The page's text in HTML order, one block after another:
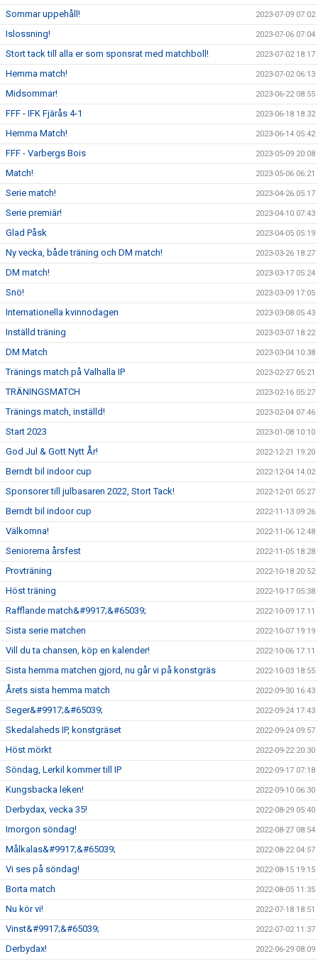
Sommar uppehåll! 2023-07-09 07:02
Islossning! 2023-07-06 07:04
Stort tack till alla er som sponsrat med matchboll! 2023-07-02 18:17
Hemma match! 2023-07-02 06:13
Midsommar! 2023-06-22 08:55
FFF - IFK Fjärås 4-1 2023-06-18 18:32
Hemma Match! 2023-06-14 05:42
FFF - Varbergs Bois 2023-05-09 20:08
Match! 2023-05-06 06:21
Serie match! 2023-04-26 05:17
Serie premiär! 2023-04-10 07:43
Glad Påsk 2023-04-05 05:19
Ny vecka, både träning och DM match! 2023-03-26 18:27
DM match! 2023-03-17 05:24
Snö! 2023-03-09 17:05
Internationella kvinnodagen 2023-03-08 05:43
Inställd träning 2023-03-07 18:22
DM Match 2023-03-04 10:38
Tränings match på Valhalla IP 2023-02-27 05:21
TRÄNINGSMATCH 2023-02-16 05:27
Tränings match, inställd! 2023-02-04 07:46
Start 2023 2023-01-08 10:10
God Jul & Gott Nytt År! 2022-12-21 19:20
Berndt bil indoor cup 2022-12-04 14:02
Sponsorer till julbasaren 2022, Stort Tack! 2022-12-01 05:27
Berndt bil indoor cup 2022-11-13 09:26
Välkomna! 2022-11-06 12:48
Seniorerna årsfest 2022-11-05 18:28
Provträning 2022-10-18 20:52
Höst träning 2022-10-17 05:38
Rafflande match&#9917;&#65039; 2022-10-09 17:11
Sista serie matchen 2022-10-07 19:19
Vill du ta chansen, köp en kalender! 2022-10-06 17:11
Sista hemma matchen gjord, nu går vi på konstgräs 2022-10-03 18:55
Årets sista hemma match 2022-09-30 16:43
Seger&#9917;&#65039; 2022-09-24 17:43
Skedalaheds IP, konstgräset 2022-09-24 09:57
Höst mörkt 2022-09-22 20:30
Söndag, Lerkil kommer till IP 2022-09-17 07:18
Kungsbacka leken! 2022-09-10 06:30
Derbydax, vecka 35! 2022-08-29 05:40
Imorgon söndag! 2022-08-27 08:54
Målkalas&#9917;&#65039; 2022-08-22 04:57
Vi ses på söndag! 2022-08-15 19:15
Borta match 2022-08-05 11:35
Nu kör vi! 2022-07-18 18:51
Vinst&#9917;&#65039; 2022-07-02 11:37
Derbydax! 2022-06-29 08:09